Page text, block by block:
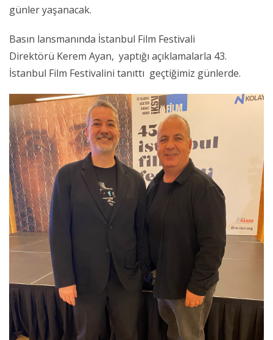
günler yaşanacak.
Basın lansmanında İstanbul Film Festivali
Direktörü Kerem Ayan, yaptığı açıklamalarla 43.
İstanbul Film Festivalini tanıttı geçtiğimiz günlerde.